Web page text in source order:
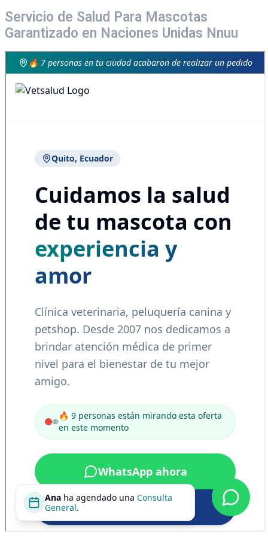
Servicio de Salud Para Mascotas
Garantizado en Naciones Unidas Nnuu